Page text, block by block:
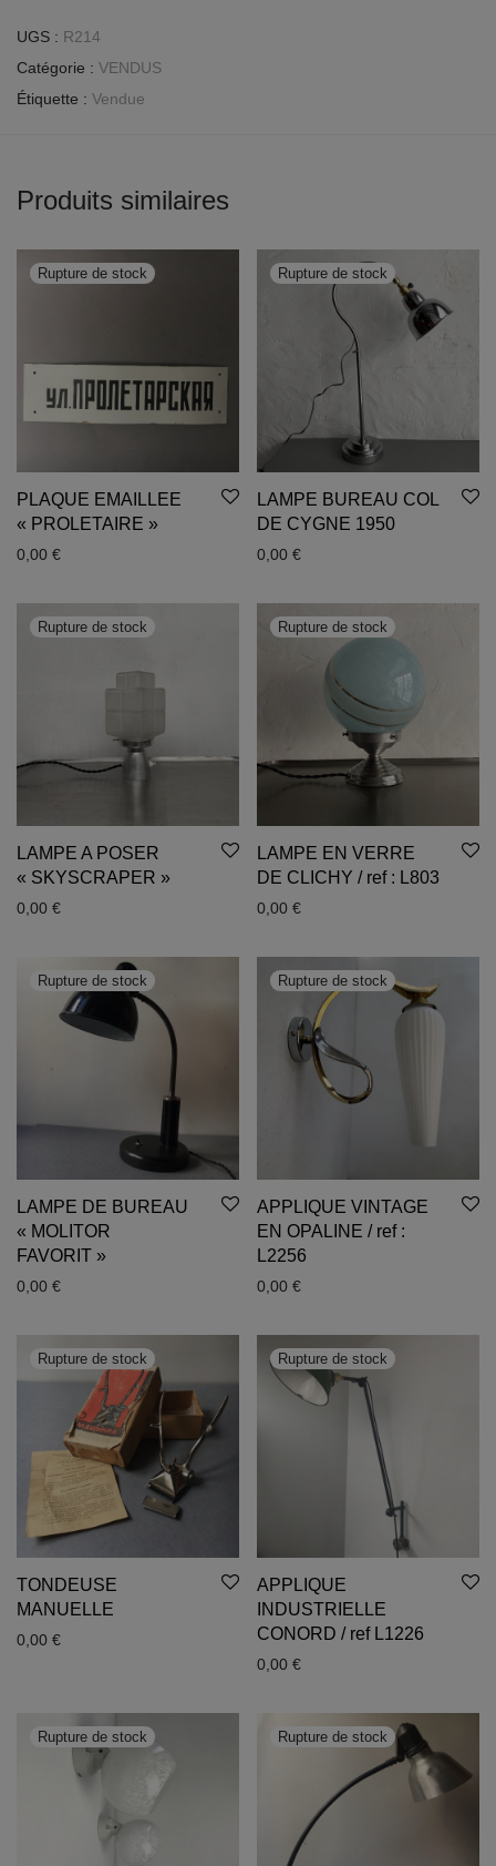
UGS : R214
Catégorie : VENDUS
Étiquette : Vendue
Produits similaires
PLAQUE EMAILLEE
« PROLETAIRE »
0,00 €
LAMPE BUREAU COL
DE CYGNE 1950
0,00 €
LAMPE A POSER
« SKYSCRAPER »
0,00 €
LAMPE EN VERRE
DE CLICHY / ref : L803
0,00 €
LAMPE DE BUREAU
« MOLITOR
FAVORIT »
0,00 €
APPLIQUE VINTAGE
EN OPALINE / ref :
L2256
0,00 €
TONDEUSE
MANUELLE
0,00 €
APPLIQUE
INDUSTRIELLE
CONORD / ref L1226
0,00 €